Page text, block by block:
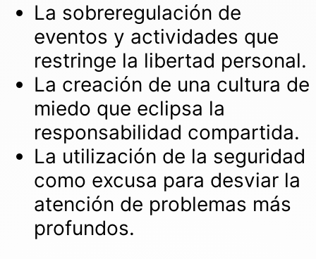
La sobreregulación de
eventos y actividades que
restringe la libertad personal.
La creación de una cultura de
miedo que eclipsa la
responsabilidad compartida.
La utilización de la seguridad
como excusa para desviar la
atención de problemas más
profundos.